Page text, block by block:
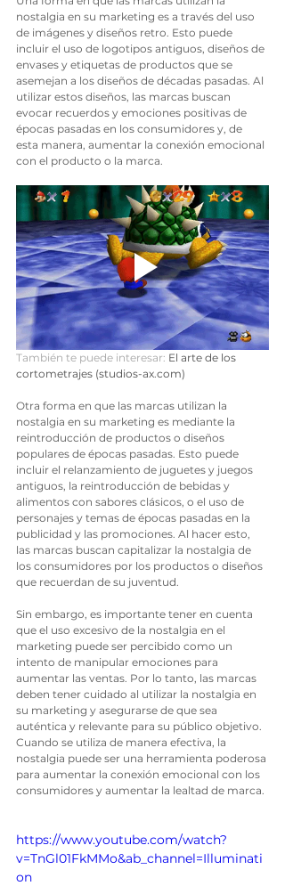
nostalgia en su marketing es a través del uso
de imágenes y diseños retro. Esto puede
incluir el uso de logotipos antiguos, diseños de
envases y etiquetas de productos que se
asemejan a los diseños de décadas pasadas. Al
utilizar estos diseños, las marcas buscan
evocar recuerdos y emociones positivas de
épocas pasadas en los consumidores y, de
esta manera, aumentar la conexión emocional
con el producto o la marca.
También te puede interesar: El arte de los
cortometrajes (studios-ax.com)
Otra forma en que las marcas utilizan la
nostalgia en su marketing es mediante la
reintroducción de productos o diseños
populares de épocas pasadas. Esto puede
incluir el relanzamiento de juguetes y juegos
antiguos, la reintroducción de bebidas y
alimentos con sabores clásicos, o el uso de
personajes y temas de épocas pasadas en la
publicidad y las promociones. Al hacer esto,
las marcas buscan capitalizar la nostalgia de
los consumidores por los productos o diseños
que recuerdan de su juventud.
Sin embargo, es importante tener en cuenta
que el uso excesivo de la nostalgia en el
marketing puede ser percibido como un
intento de manipular emociones para
aumentar las ventas. Por lo tanto, las marcas
deben tener cuidado al utilizar la nostalgia en
su marketing y asegurarse de que sea
auténtica y relevante para su público objetivo.
Cuando se utiliza de manera efectiva, la
nostalgia puede ser una herramienta poderosa
para aumentar la conexión emocional con los
consumidores y aumentar la lealtad de marca.
https://www.youtube.com/watch?
v=TnGl01FkMMo&ab_channel=Illuminati
on